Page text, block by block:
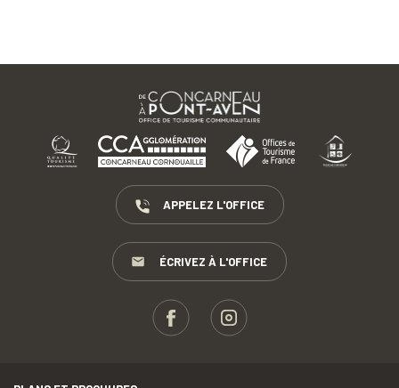
APPELEZ L'OFFICE
ÉCRIVEZ À L'OFFICE